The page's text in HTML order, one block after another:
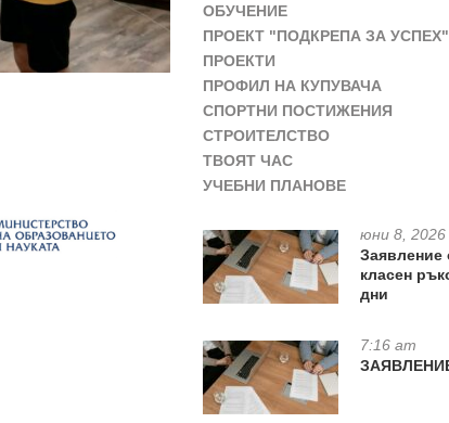
ОБУЧЕНИЕ
ПРОЕКТ "ПОДКРЕПА ЗА УСПЕХ"
ПРОЕКТИ
ПРОФИЛ НА КУПУВАЧА
СПОРТНИ ПОСТИЖЕНИЯ
СТРОИТЕЛСТВО
ТВОЯТ ЧАС
УЧЕБНИ ПЛАНОВЕ
юни 8, 2026
Заявление
класен
дни
7:16 am